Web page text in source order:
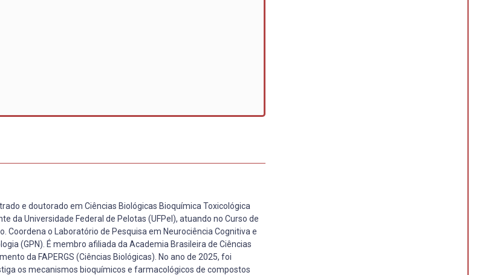
e doutorado em Ciências Biológicas Bioquímica Toxicológica
da Universidade Federal de Pelotas (UFPel), atuando no Curso de
Coordena o Laboratório de Pesquisa em Neurociência Cognitiva e
(GPN). É membro afiliada da Academia Brasileira de Ciências
da FAPERGS (Ciências Biológicas). No ano de 2025, foi
os mecanismos bioquímicos e farmacológicos de compostos